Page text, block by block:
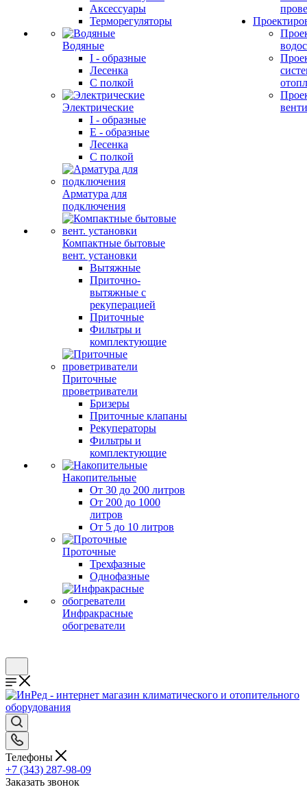
Аксессуары
Терморегуляторы
Водяные
I - образные
Лесенка
С полкой
Электрические
I - образные
E - образные
Лесенка
С полкой
Арматура для
подключения
Компактные бытовые
вент. установки
Вытяжные
Приточно-
вытяжные с
рекуперацией
Приточные
Фильтры и
комплектующие
Приточные
проветриватели
Бризеры
Приточные клапаны
Рекуператоры
Фильтры и
комплектующие
Накопительные
От 30 до 200 литров
От 200 до 1000
литров
От 5 до 10 литров
Проточные
Трехфазные
Однофазные
Инфракрасные
обогреватели
Телефоны
+7 (343) 287-98-09
Заказать звонок